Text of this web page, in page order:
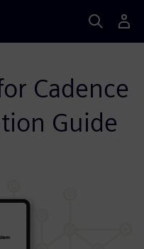
Cadence
Guide